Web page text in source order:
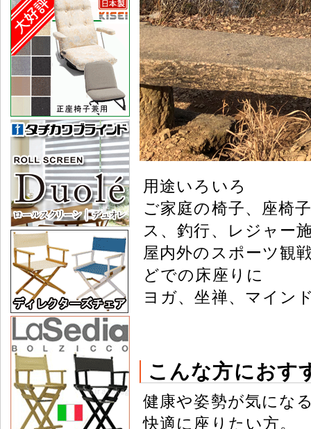
用途いろいろ
ご家庭の椅子、座椅
ス、釣行、レジャー
屋内外のスポーツ観
どでの床座りに
ヨガ、坐禅、マイン
こんな方におす
健康や姿勢が気にな
快適に座りたい方。